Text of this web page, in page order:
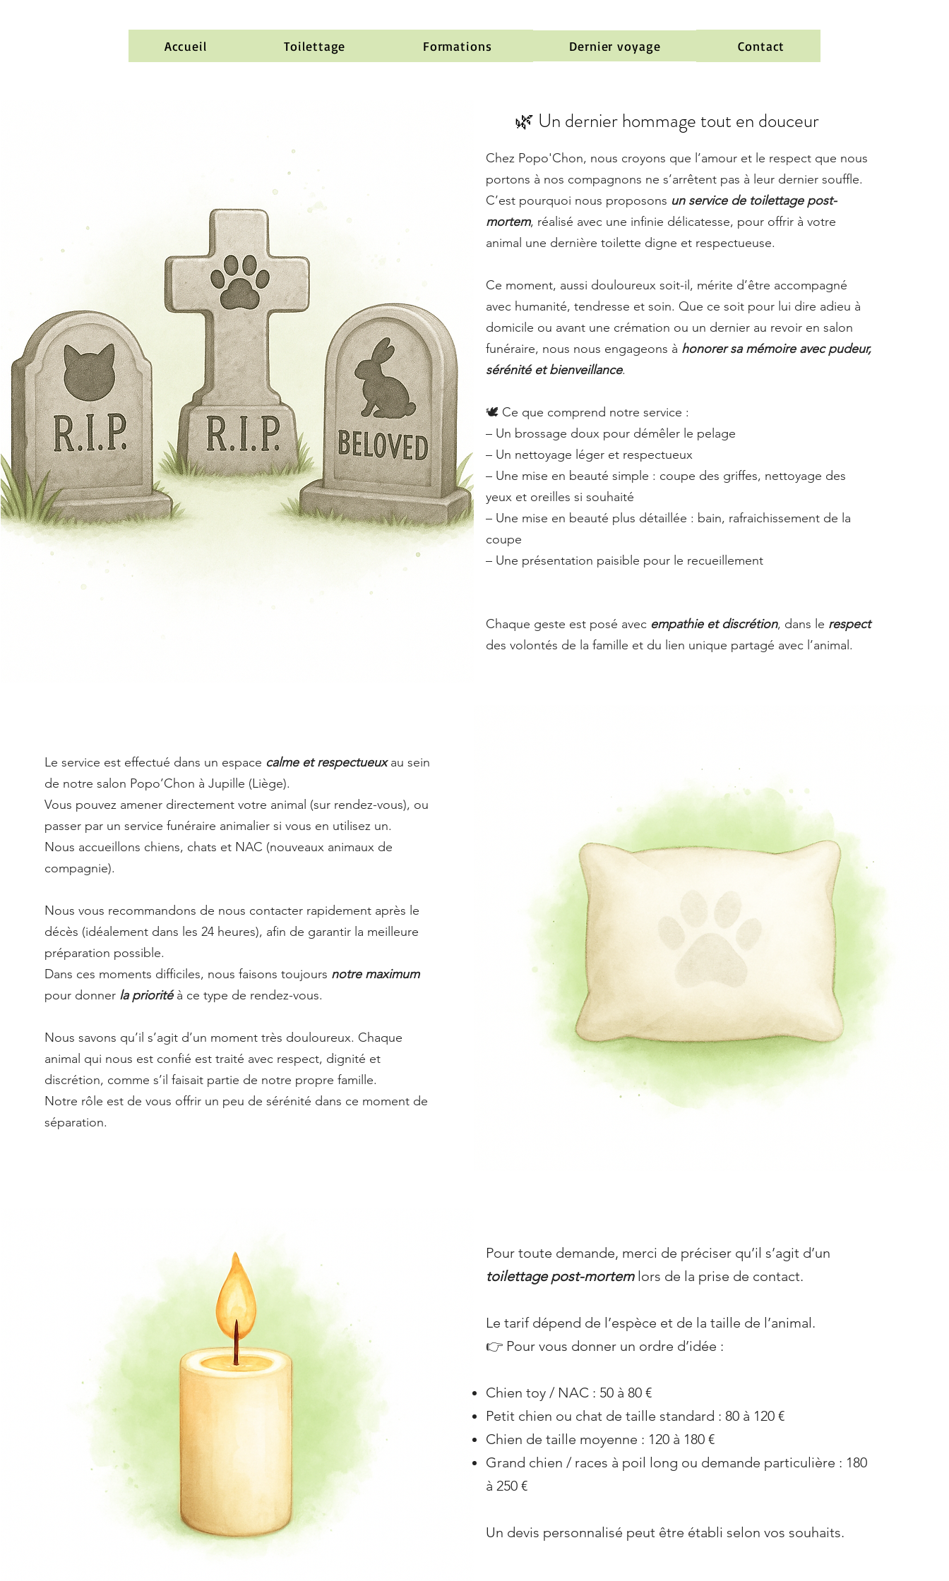
Accueil Toilettage Formations Dernier voyage Contact
🌿 Un dernier hommage tout en douceur
Chez Popo'Chon, nous croyons que l’amour et le respect que nous
portons à nos compagnons ne s’arrêtent pas à leur dernier souffle.
C’est pourquoi nous proposons un service de toilettage post-
mortem, réalisé avec une infinie délicatesse, pour offrir à votre
animal une dernière toilette digne et respectueuse.
Ce moment, aussi douloureux soit-il, mérite d’être accompagné
avec humanité, tendresse et soin. Que ce soit pour lui dire adieu à
domicile ou avant une crémation ou un dernier au revoir en salon
funéraire, nous nous engageons à honorer sa mémoire avec pudeur,
sérénité et bienveillance.
🕊️ Ce que comprend notre service :
– Un brossage doux pour démêler le pelage
– Un nettoyage léger et respectueux
– Une mise en beauté simple : coupe des griffes, nettoyage des
yeux et oreilles si souhaité
– Une mise en beauté plus détaillée : bain, rafraichissement de la
coupe
– Une présentation paisible pour le recueillement
Chaque geste est posé avec empathie et discrétion, dans le respect
des volontés de la famille et du lien unique partagé avec l’animal.
Le service est effectué dans un espace calme et respectueuxau sein
de notre salon Popo’Chon à Jupille (Liège).
Vous pouvez amener directement votre animal (sur rendez-vous), ou
passer par un service funéraire animalier si vous en utilisez un.
Nous accueillons chiens, chats et NAC (nouveaux animaux de
compagnie).
Nous vous recommandons de nous contacter rapidement après le
décès (idéalement dans les 24 heures), afin de garantir la meilleure
préparation possible.
Dans ces moments difficiles, nous faisons toujours notre maximum
pour donner la prioritéà ce type de rendez-vous.
Nous savons qu’il s’agit d’un moment très douloureux. Chaque
animal qui nous est confié est traité avec respect, dignité et
discrétion, comme s’il faisait partie de notre propre famille.
Notre rôle est de vous offrir un peu de sérénité dans ce moment de
séparation.
Pour toute demande, merci de préciser qu’il s’agit d’un
toilettage post-mortemlors de la prise de contact.
Le tarif dépend de l’espèce et de la taille de l’animal.
👉 Pour vous donner un ordre d’idée :
Chien toy / NAC : 50 à 80 €
Petit chien ou chat de taille standard : 80 à 120 €
Chien de taille moyenne : 120 à 180 €
Grand chien / races à poil long ou demande particulière : 180
à 250 €
Un devis personnalisé peut être établi selon vos souhaits.